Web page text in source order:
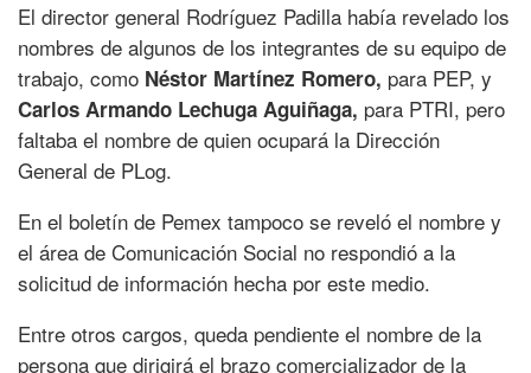
El director general Rodríguez Padilla había revelado los
nombres de algunos de los integrantes de su equipo de
trabajo, como Néstor Martínez Romero, para PEP, y
Carlos Armando Lechuga Aguiñaga, para PTRI, pero
faltaba el nombre de quien ocupará la Dirección
General de PLog.
En el boletín de Pemex tampoco se reveló el nombre y
el área de Comunicación Social no respondió a la
solicitud de información hecha por este medio.
Entre otros cargos, queda pendiente el nombre de la
persona que dirigirá el brazo comercializador de la